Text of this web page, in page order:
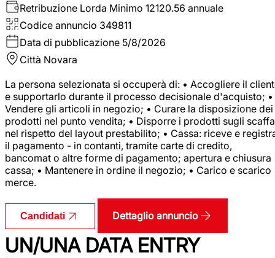
Retribuzione Lorda Minimo 12120.56 annuale
Codice annuncio 349811
Data di pubblicazione 5/8/2026
Città Novara
La persona selezionata si occuperà di: • Accogliere il
e supportarlo durante il processo decisionale d'acquisto; •
Vendere gli articoli in negozio; • Curare la disposizione dei
prodotti nel punto vendita; • Disporre i prodotti sugli
nel rispetto del layout prestabilito; • Cassa: riceve e
il pagamento - in contanti, tramite carte di credito,
bancomat o altre forme di pagamento; apertura e chiusura
cassa; • Mantenere in ordine il negozio; • Carico e scarico
merce.
Candidati Dettaglio annuncio
UN/UNA DATA ENTRY